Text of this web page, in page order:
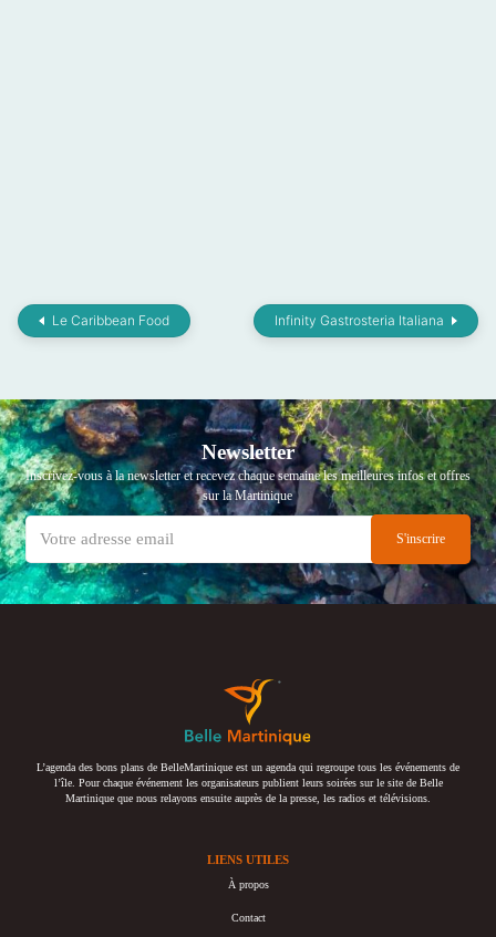
Le Caribbean Food Infinity Gastrosteria Italiana
Newsletter
Inscrivez-vous à la newsletter et recevez chaque semaine les meilleures infos et offres
sur la Martinique
L’agenda des bons plans de BelleMartinique est un agenda qui regroupe tous les événements de
l’île. Pour chaque événement les organisateurs publient leurs soirées sur le site de Belle
Martinique que nous relayons ensuite auprès de la presse, les radios et télévisions.
LIENS UTILES
À propos
Contact